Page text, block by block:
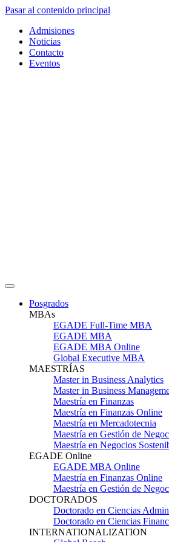
Pasar al contenido principal
Admisiones
Noticias
Contacto
Eventos
Posgrados
MBAs
EGADE Full-Time MBA
EGADE MBA
EGADE MBA Online
Global Executive MBA
MAESTRÍAS
Master in Business Analytics
Master in Business
Maestría en Finanzas
Maestría en Finanzas Online
Maestría en Mercadotecnia
Maestría en Gestión de
Maestría en Negocios
EGADE Online
EGADE MBA Online
Maestría en Finanzas Online
Maestría en Gestión de
DOCTORADOS
Doctorado en Ciencias
Doctorado en Ciencias
INTERNATIONALIZATION